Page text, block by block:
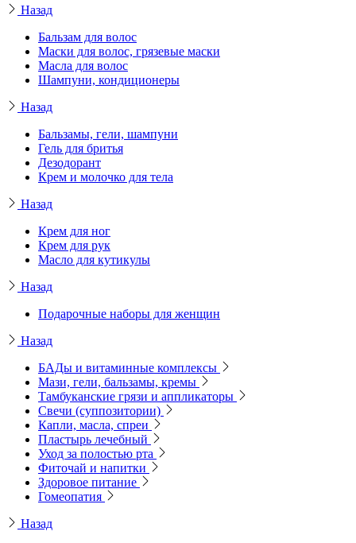
Назад
Бальзам для волос
Маски для волос, грязевые маски
Масла для волос
Шампуни, кондиционеры
Назад
Бальзамы, гели, шампуни
Гель для бритья
Дезодорант
Крем и молочко для тела
Назад
Крем для ног
Крем для рук
Масло для кутикулы
Назад
Подарочные наборы для женщин
Назад
БАДы и витаминные комплексы
Мази, гели, бальзамы, кремы
Тамбуканские грязи и аппликаторы
Свечи (суппозитории)
Капли, масла, спреи
Пластырь лечебный
Уход за полостью рта
Фиточай и напитки
Здоровое питание
Гомеопатия
Назад